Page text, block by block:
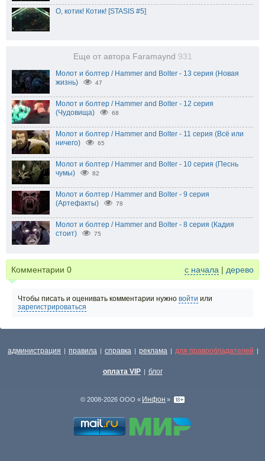
О, котик! Котик! [STASIS #5]
Еще от автора Faramaynd 931
Молот и болтер / Hammer and Bolter - 13 серия (Новая
жизнь)
47
Молот и болтер / Hammer and Bolter - 12 серия
(Чудовища)
68
Молот и болтер / Hammer and Bolter - 11 серия (Всё или
ничего)
65
Молот и болтер / Hammer and Bolter - 10 серия (Песнь
чумы)
82
Молот и болтер / Hammer and Bolter - 9 серия
(Артефакты)
78
Молот и болтер / Hammer and Bolter - 8 серия (Кадия
стоит)
75
Комментарии 0 с начала | дерево
Чтобы писать и оценивать комментарии нужно войти или
зарегистрироваться
администрация | правила | справка | реклама | для правообладателей |
оплата VIP | блог
© 2008-2026 ООО « Инфон »